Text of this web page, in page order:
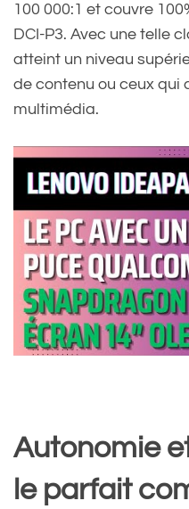
100 000:1 et couvre
DCI-P3. Avec une telle
atteint un niveau
de contenu ou ceux
multimédia.
Autonomie
le parfait